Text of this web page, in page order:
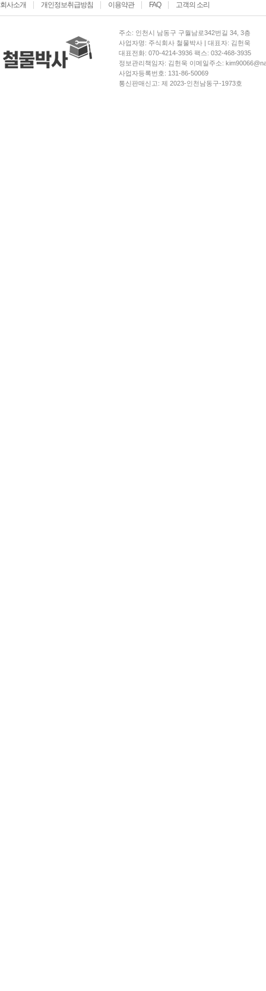
회사소개 개인정보취급방침 이용약관 FAQ 고객의 소리
주소: 인천시 남동구 구월남로342번길 34, 3층
사업자명: 주식회사 철물박사 | 대표자: 김헌욱
대표전화: 070-4214-3936 팩스: 032-468-3935
정보관리책임자: 김헌욱 이메일주소:
사업자등록번호: 131-86-50069
통신판매신고: 제 2023-인천남동구-1973호